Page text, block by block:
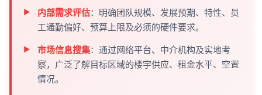
内部需求评估：明确团队规模、发展预期、特性、员
工通勤偏好、预算上限及必须的硬件要求。
市场信息搜集：通过网络平台、中介机构及实地考
察，广泛了解目标区域的楼宇供应、租金水平、空置
情况。